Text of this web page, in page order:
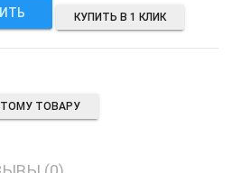
КУПИТЬ В 1 КЛИК
ТОВАРУ